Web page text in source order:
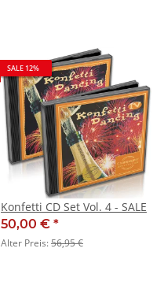
SALE 12%
Konfetti CD Set Vol. 4 - SALE
50,00 € *
Alter Preis:56,95 €